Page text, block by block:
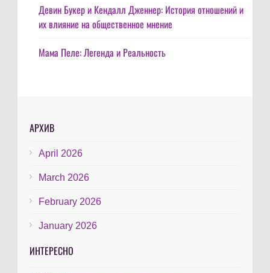
Девин Букер и Кендалл Дженнер: История отношений и
их влияние на общественное мнение
Мама Пеле: Легенда и Реальность
АРХИВ
April 2026
March 2026
February 2026
January 2026
ИНТЕРЕСНО